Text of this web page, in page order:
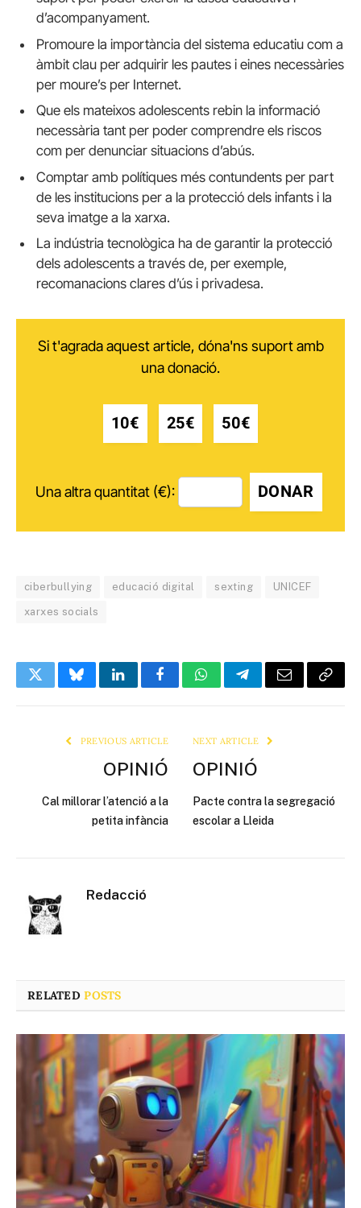
d’acompanyament.
Promoure la importància del sistema educatiu com a
àmbit clau per adquirir les pautes i eines necessàries
per moure’s per Internet.
Que els mateixos adolescents rebin la informació
necessària tant per poder comprendre els riscos
com per denunciar situacions d’abús.
Comptar amb polítiques més contundents per part
de les institucions per a la protecció dels infants i la
seva imatge a la xarxa.
La indústria tecnològica ha de garantir la protecció
dels adolescents a través de, per exemple,
recomanacions clares d’ús i privadesa.
Si t'agrada aquest article, dóna'ns suport amb
una donació.
10€ 25€ 50€
Una altra quantitat (€): DONAR
ciberbullying educació digital sexting UNICEF
xarxes socials
TwitterBlueskyLinkedInFacebookWhatsAppTelegramEmail Copy
PREVIOUS ARTICLE
OPINIÓ
Cal millorar l’atenció a la
petita infància
NEXT ARTICLE
OPINIÓ
Pacte contra la segregació
escolar a Lleida
Redacció
RELATEDPOSTS